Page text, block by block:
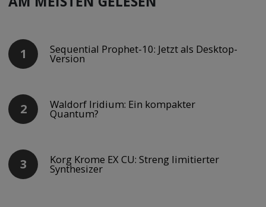
Sequential Prophet-10: Jetzt als Desktop-
Version
Waldorf Iridium: Ein kompakter
Quantum?
Korg Krome EX CU: Streng limitierter
Synthesizer